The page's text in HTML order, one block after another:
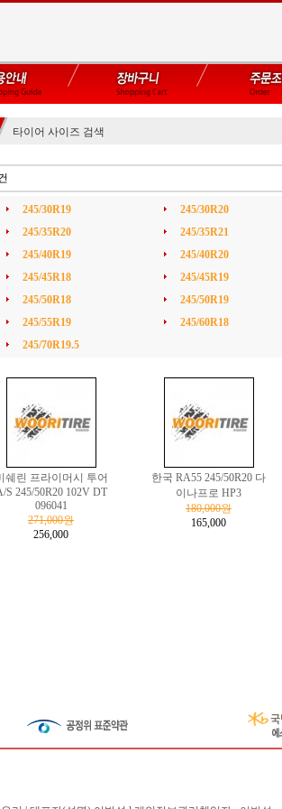
타이어 사이즈 검색
245/30R19 245/30R20
245/35R20
245/35R21
245/40R19
245/40R20
245/45R18
245/45R19
245/50R18
245/50R19
245/55R19
245/60R18
245/70R19.5
쉐린 프라이머시 투어
S 245/50R20 102V DT
096041
271,000원
256,000
한국 RA55 245/50R20 다
이나프로 HP3
180,000원
165,000